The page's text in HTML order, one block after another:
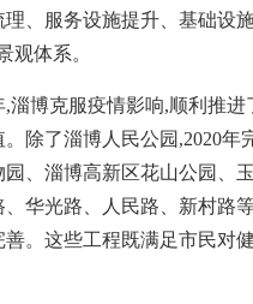
、服务设施提升、基础设
观体系。
博克服疫情影响,顺利推进
除了淄博人民公园,2020年
园、淄博高新区花山公园、
、华光路、人民路、新村路
善。这些工程既满足市民对